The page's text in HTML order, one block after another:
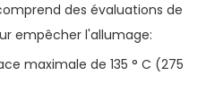
des évaluations de
empêcher l'allumage:
maximale de 135 ° C (275